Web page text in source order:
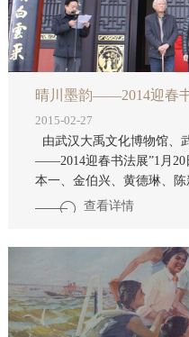
晴川墨韵——2014迎春
2015-02-27
——2014迎春书法展”1月20
本一、金伯兴、黄德琳、
他们以“晴川阁诗词”为主
艺术才能，抒发着对中华
扬中国优秀的传统艺术，
进一步推动武汉地域文化
查看详情